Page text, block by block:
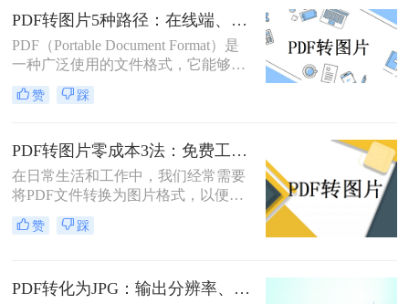
保护机制著称，但在某些情况下，我
们更希望将其转换为JPG（Joint
Photographic Experts Group）格式的图
片文件。那么如何把pdf怎么转换成
jpg图片呢？本文将介绍几种实用的方
法，帮助您轻松实现PDF到JPG的转
PDF转图片5种路径：在线端、客户端和截图法的效率对比！
PDF（Portable Document Format）是
一种广泛使用的文件格式，它能够保
持文档格式不变，无论在哪种设备上
打开都能呈现出一致的效果。然而，
一页或多页转换为图片格式，比如
JPG或PNG，以方便在不同的应用场
景中使用。那么pdf转图片怎么转呢？
本文将详细介绍几种常见的方法来帮
助您将PDF文件转换为图片。
赞 踩
PDF转图片零成本3法：免费工具的转换精度和限制对比！
在日常生活和工作中，我们经常需要
将PDF文件转换为图片格式，以便于
分享、编辑或打印。那么怎么不花钱
把pdf转成图片呢？本文将介绍三种不
赞 踩
PDF转化为JPG：输出分辨率、色彩模式和压缩率的设置指南！